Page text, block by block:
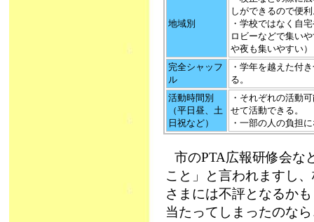
地域別
しができるので便
・学校ではなく自
ロビーなどで集い
や夜も集いやすい
完全シャッフ
ル
・学年を越えた付
る。
活動時間別
（平日昼、土
日祝など）
・それぞれの活動
せて活動できる。
・一部の人の負担
市のPTA広報研修会な
こと」と言われますし
さまには不評となるか
当たってしまったのな